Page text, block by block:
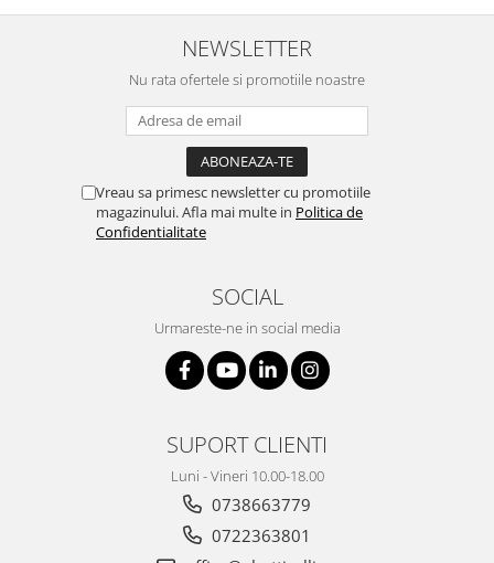
NEWSLETTER
Nu rata ofertele si promotiile noastre
Vreau sa primesc newsletter cu promotiile
magazinului. Afla mai multe in Politica de
Confidentialitate
SOCIAL
Urmareste-ne in social media
SUPORT CLIENTI
Luni - Vineri 10.00-18.00
0738663779
0722363801